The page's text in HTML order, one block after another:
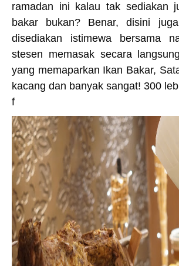
ramadan ini kalau tak sediakan
bakar bukan? Benar, disini
disediakan istimewa bersama
stesen memasak secara
yang memaparkan Ikan Bakar,
kacang dan banyak sangat! 300
f